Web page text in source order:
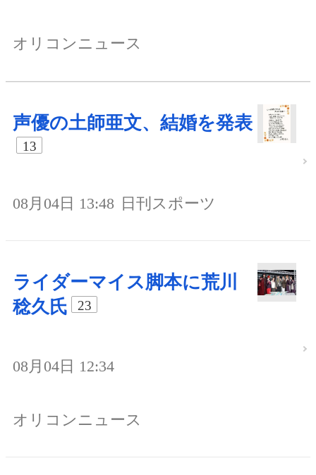
オリコンニュース
声優の土師亜文、結婚を発表
13
08月04日 13:48 日刊スポーツ
ライダーマイス脚本に荒川
稔久氏
23
08月04日 12:34
オリコンニュース